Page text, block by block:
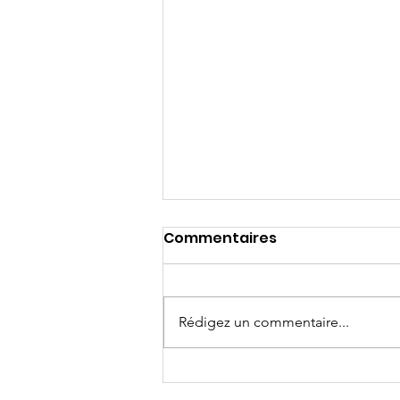
Commentaires
Rédigez un commentaire...